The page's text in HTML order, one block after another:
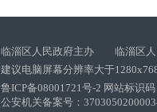
临淄区人民政府主办 临淄区人
建议电脑屏幕分辨率大于
鲁ICP备08001721号-2 网站标识
公安机关备案号：